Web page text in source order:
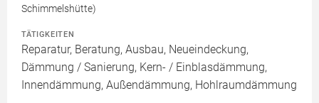
Schimmelshütte)
TÄTIGKEITEN
Reparatur, Beratung, Ausbau, Neueindeckung,
Dämmung / Sanierung, Kern- / Einblasdämmung,
Innendämmung, Außendämmung, Hohlraumdämmung